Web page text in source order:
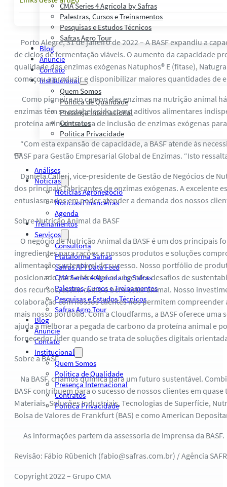
CMA Series 4 Agrícola by Safras
Palestras, Cursos e Treinamentos
Pesquisas e Estudos Técnicos
Safras Agro Tour
Blog
Anuncie
Contato
Institucional
Quem Somos
Política de Qualidade
Presença Internacional
Contratos
Política Privacidade
Análises
Notícias
Notícias Agronegócio
Notícias Financeiras
Agenda
Treinamentos
Serviços
Consultoria
Plataforma Safras
Safras API Data Feed
CMA Series 4 Agrícola by Safras
Palestras, Cursos e Treinamentos
Pesquisas e Estudos Técnicos
Safras Agro Tour
Blog
Anuncie
Contato
Institucional
Quem Somos
Política de Qualidade
Presença Internacional
Contratos
Política Privacidade
Porto Alegre, 31 de janeiro de 2022 – A BASF expandiu a
de ciclos de fermentação viáveis. O aumento da capacidade
qualidade das enzimas exógenas Natuphos® E (fitase),
começou a produzir e disponibilizar maiores quantidades de
Como pioneira no campo das enzimas na nutrição animal
enzimas têm se estabelecido como aditivos alimentares
proteína animal e a taxa de inclusão de enzimas exógenas
“Com esta expansão de capacidade, a BASF atende às
BASF para Gestão Empresarial Global de Enzimas. “Isto
Daniela Calleri, vice-presidente de Gestão de Negócios de
dos principais fabricantes de enzimas exógenas. A excelente
entusiasmados em poder atender a demanda dos nossos
Sobre Nutrição Animal da BASF
O negócio de Nutrição Animal da BASF é um dos principais
ingredientes para rações e nossos produtos e soluções
alimentação sustentável de sucesso. Nosso portfólio de
posicionado para enfrentar os urgentes desafios de
dos recursos, assim como o bem-estar animal. Nosso
colaboração com nossos clientes nos permitem
mais nosso portfólio. Com a Cloudfarms, a BASF oferece
ajuda a melhorar a pegada de carbono da proteína animal e
fornecedor líder quando se trata de soluções digitais
Sobre a BASF
Na BASF, criamos química para um futuro sustentável.
BASF contribuem para o sucesso de nossos clientes em
Materiais, Soluções Industriais, Tecnologias de Superfície,
Bolsa de Valores de Frankfurt (BAS) e como American
As informações partem da assessoria de imprensa da BASF.
Revisão: Fábio Rübenich (fabio@safras.com.br) / Agência
Copyright 2022 – Grupo CMA